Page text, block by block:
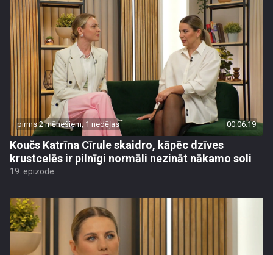
pirms 2 mēnešiem, 1 nedēļas 00:06:19
Koučs Katrīna Cīrule skaidro, kāpēc dzīves
krustcelēs ir pilnīgi normāli nezināt nākamo soli
19. epizode